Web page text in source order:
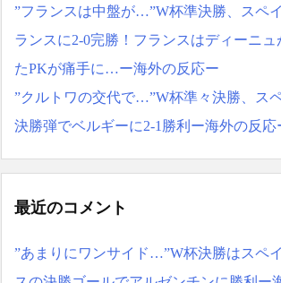
”フランスは中盤が…”W杯準決勝、スペ
ランスに2-0完勝！フランスはディーニュ
たPKが痛手に…ー海外の反応ー
”クルトワの交代で…”W杯準々決勝、ス
決勝弾でベルギーに2-1勝利ー海外の反応
最近のコメント
”あまりにワンサイド…”W杯決勝はスペ